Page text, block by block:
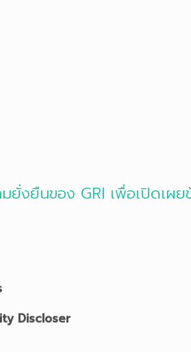
ยั่งยืนของ GRI เพื่อเปิดเผย
Discloser